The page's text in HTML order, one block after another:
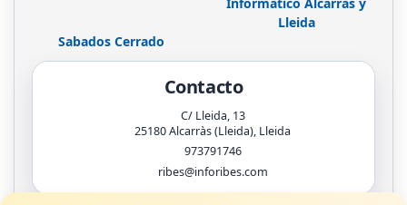
Lleida
Sabados Cerrado
Contacto
C/ Lleida, 13
25180Alcarràs (Lleida), Lleida
973791746
ribes@inforibes.com